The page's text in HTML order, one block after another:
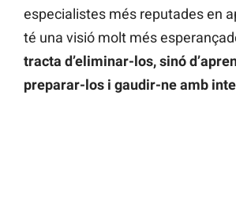
especialistes més reputades en
té una visió molt més
tracta d’eliminar-los, sinó
preparar-los i gaudir-ne amb